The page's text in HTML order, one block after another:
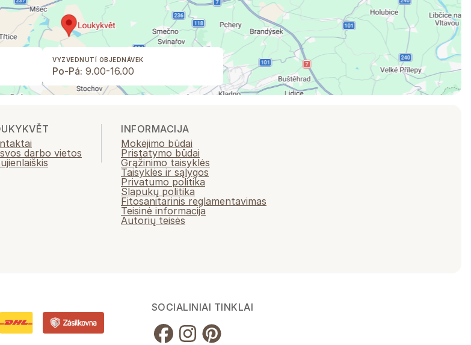
VYZVEDNUTÍ OBJEDNÁVEK
Po-Pá: 9.00-16.00
darbo vietos
INFORMACIJA
Mokėjimo būdai
Pristatymo būdai
Grąžinimo taisyklės
Taisyklės ir sąlygos
Privatumo politika
Slapukų politika
Fitosanitarinis reglamentavimas
Teisinė informacija
Autorių teisės
SOCIALINIAI TINKLAI